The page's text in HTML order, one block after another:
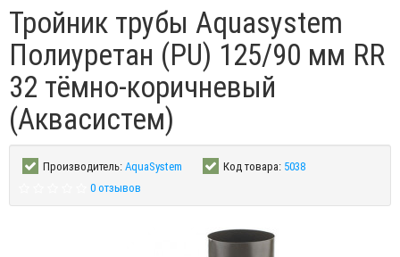
Тройник трубы Aquasystem
Полиуретан (PU) 125/90 мм RR
32 тёмно-коричневый
(Аквасистем)
Производитель:AquaSystem Код товара: 5038
0 отзывов